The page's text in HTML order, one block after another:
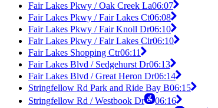
Fair Lakes Pkwy / Oak Creek La06:07
Fair Lakes Pkwy / Fair Lakes Ct06:08
Fair Lakes Pkwy / Fair Knoll Dr06:10
Fair Lakes Pkwy / Fair Lakes Cir06:10
Fair Lakes Shopping Ctr06:11
Fair Lakes Blvd / Sedgehurst Dr06:13
Fair Lakes Blvd / Great Heron Dr06:14
Stringfellow Rd Park and Ride Bay B06:15
Stringfellow Rd / Westbook Dr
06:16